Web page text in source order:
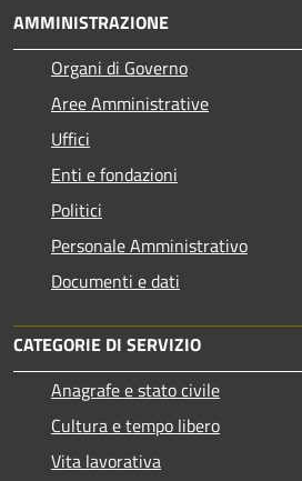
AMMINISTRAZIONE
Organi di Governo
Aree Amministrative
Uffici
Enti e fondazioni
Politici
Personale Amministrativo
Documenti e dati
CATEGORIE DI SERVIZIO
Anagrafe e stato civile
Cultura e tempo libero
Vita lavorativa